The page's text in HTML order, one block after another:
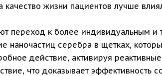
качество жизни пациентов лучше
переход к более индивидуальным и
наночастиц серебра в щетках,
действие, активируя
что доказывает эффективность